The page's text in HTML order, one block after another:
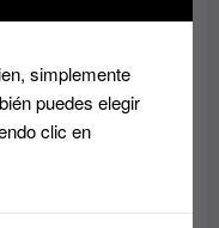
€
precios:
desde
9.60€
hasta
OFERTA
Schwarzkopf
y Color
simplemente
puedes elegir
clic en